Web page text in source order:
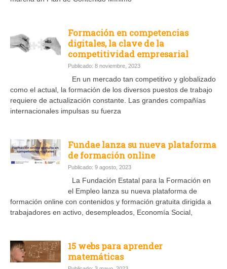
Formación en competencias
digitales, la clave de la
competitividad empresarial
Publicado: 8 noviembre, 2023
En un mercado tan competitivo y globalizado
como el actual, la formación de los diversos puestos de trabajo
requiere de actualización constante. Las grandes compañías
internacionales impulsas su fuerza
Fundae lanza su nueva plataforma
de formación online
Publicado: 9 agosto, 2023
La Fundación Estatal para la Formación en
el Empleo lanza su nueva plataforma de
formación online con contenidos y formación gratuita dirigida a
trabajadores en activo, desempleados, Economía Social,
15 webs para aprender
matemáticas